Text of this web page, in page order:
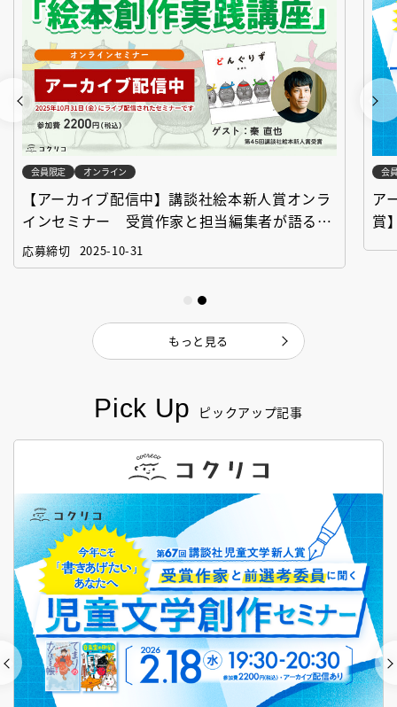
Pick Up ピックアップ記事
会員限定 オンライン
【アーカイブ配信中】講談社絵本新人賞オンラ
インセミナー 受賞作家と担当編集者が語る
「絵本創作実践講座」
応募締切 2025-10-31
会
ア
賞
もっと見る